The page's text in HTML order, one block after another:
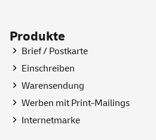
Produkte
Brief / Postkarte
Einschreiben
Warensendung
Werben mit Print-Mailings
Internetmarke